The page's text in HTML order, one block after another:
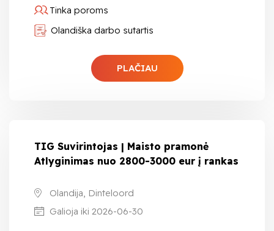
Tinka poroms
Olandiška darbo sutartis
PLAČIAU
TIG Suvirintojas | Maisto pramonė
Atlyginimas nuo 2800-3000 eur į rankas
Olandija, Dinteloord
Galioja iki 2026-06-30